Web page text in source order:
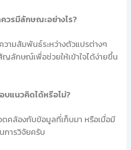
วรมีลักษณะอย่างไร?
ามสัมพันธ์ระหว่างตัวแปรต่างๆ
ญลักษณ์เพื่อช่วยให้เข้าใจได้ง่ายขึ้น
บแนวคิดได้หรือไม่?
คล้องกับข้อมูลที่เก็บมา หรือเมื่อมี
การวิจัยครับ